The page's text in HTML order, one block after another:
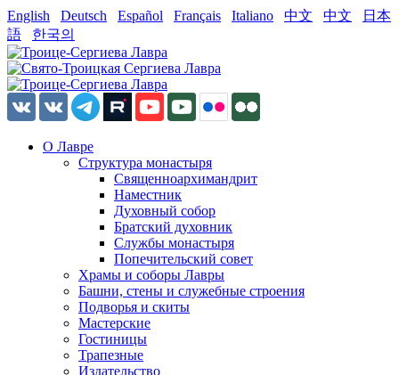
English Deutsch Español Français Italiano 中文 中文
日本
語
한국의
О Лавре
Структура монастыря
Священноархимандрит
Наместник
Духовный собор
Братский духовник
Службы монастыря
Попечительский совет
Храмы и соборы Лавры
Башни, стены и служебные строения
Подворья и скиты
Мастерские
Гостиницы
Трапезные
Издательство